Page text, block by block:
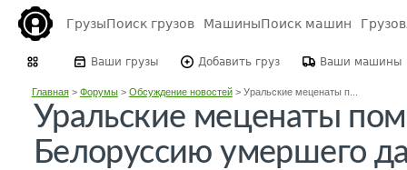
ГрузыПоиск грузов МашиныПоиск машин
Ваши грузы Добавить груз Ваши машины
Главная> Форумы> Обсуждение новостей> Уральские меценаты п...
Уральские меценаты
Белоруссию умершего